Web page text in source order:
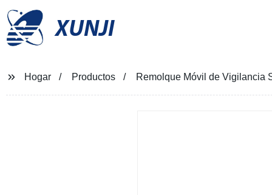
XUNJI
Hogar Productos Remolque Móvil de Vigilancia